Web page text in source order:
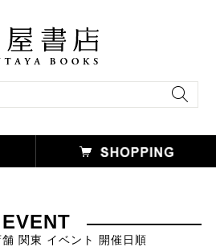
EVENT
関東 イベント 開催日順